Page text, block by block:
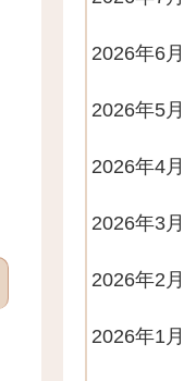
2026年6月
2026年5月
2026年4月
2026年3月
2026年2月
2026年1月